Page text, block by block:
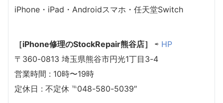
iPhone・iPad・Androidスマホ・任天堂Switch
［iPhone修理のStockRepair熊谷店］ ⇨ HP
〒360-0813 埼玉県熊谷市円光1丁目3-4
営業時間 : 10時〜19時
定休日 : 不定休 ℡048-580-5039″